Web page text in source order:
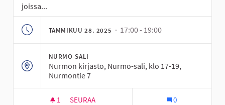
joissa...
TAMMIKUU 28. 2025 · 17:00 - 19:00
NURMO-SALI
Nurmon kirjasto, Nurmo-sali, klo 17-19,
Nurmontie 7
1 1 SEURAAJA
SEURAA 0